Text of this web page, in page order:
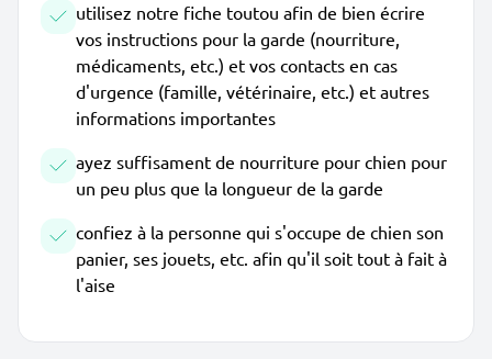
utilisez notre fiche toutou afin de bien écrire
vos instructions pour la garde (nourriture,
médicaments, etc.) et vos contacts en cas
d'urgence (famille, vétérinaire, etc.) et autres
informations importantes
ayez suffisament de nourriture pour chien pour
un peu plus que la longueur de la garde
confiez à la personne qui s'occupe de chien son
panier, ses jouets, etc. afin qu'il soit tout à fait à
l'aise